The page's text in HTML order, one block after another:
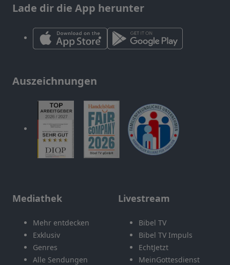
Lade dir die App herunter
Auszeichnungen
Mediathek
Mehr entdecken
Exklusiv
Genres
Alle Sendungen
Livestream
Bibel TV
Bibel TV Impuls
EchtJetzt
MeinGottesdienst